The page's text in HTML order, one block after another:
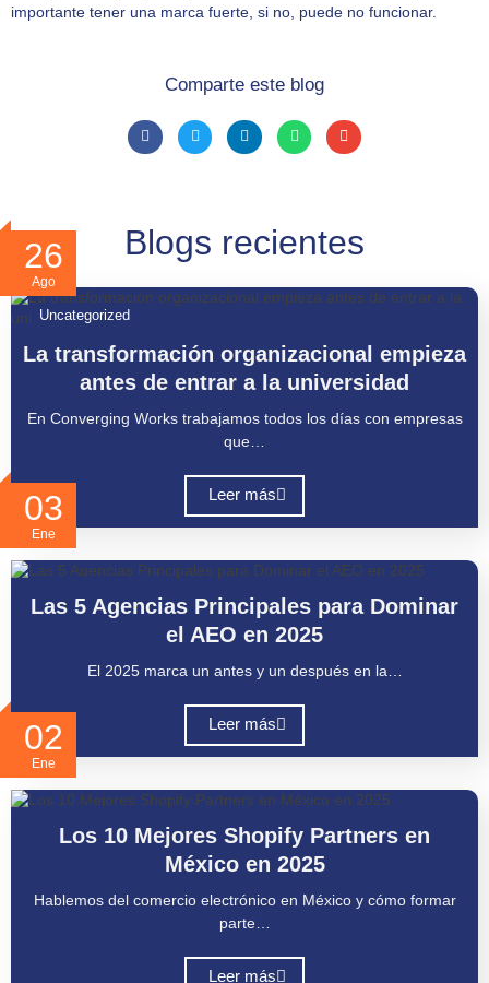
importante tener una marca fuerte, si no, puede no funcionar.
Comparte este blog
Blogs recientes
26
Ago
Uncategorized
La transformación organizacional empieza
antes de entrar a la universidad
En Converging Works trabajamos todos los días con empresas
que…
Leer más
03
Ene
Las 5 Agencias Principales para Dominar
el AEO en 2025
El 2025 marca un antes y un después en la…
Leer más
02
Ene
Los 10 Mejores Shopify Partners en
México en 2025
Hablemos del comercio electrónico en México y cómo formar
parte…
Leer más